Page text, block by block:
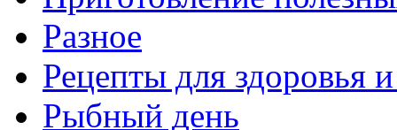
Разное
Рецепты для здоровья
Рыбный день